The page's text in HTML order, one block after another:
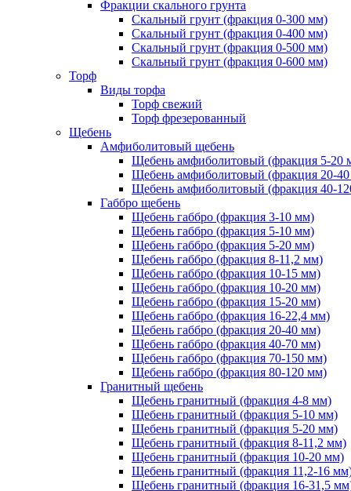
Фракции скального грунта
Скальный грунт (фракция 0-300 мм)
Скальный грунт (фракция 0-400 мм)
Скальный грунт (фракция 0-500 мм)
Скальный грунт (фракция 0-600 мм)
Торф
Виды торфа
Торф свежий
Торф фрезерованный
Щебень
Амфиболитовый щебень
Щебень амфиболитовый (фракция 5-20
Щебень амфиболитовый (фракция 20-
Щебень амфиболитовый (фракция 40-
Габбро щебень
Щебень габбро (фракция 3-10 мм)
Щебень габбро (фракция 5-10 мм)
Щебень габбро (фракция 5-20 мм)
Щебень габбро (фракция 8-11,2 мм)
Щебень габбро (фракция 10-15 мм)
Щебень габбро (фракция 10-20 мм)
Щебень габбро (фракция 15-20 мм)
Щебень габбро (фракция 16-22,4 мм)
Щебень габбро (фракция 20-40 мм)
Щебень габбро (фракция 40-70 мм)
Щебень габбро (фракция 70-150 мм)
Щебень габбро (фракция 80-120 мм)
Гранитный щебень
Щебень гранитный (фракция 4-8 мм)
Щебень гранитный (фракция 5-10 мм)
Щебень гранитный (фракция 5-20 мм)
Щебень гранитный (фракция 8-11,2 мм)
Щебень гранитный (фракция 10-20 мм)
Щебень гранитный (фракция 11,2-16
Щебень гранитный (фракция 16-31,5